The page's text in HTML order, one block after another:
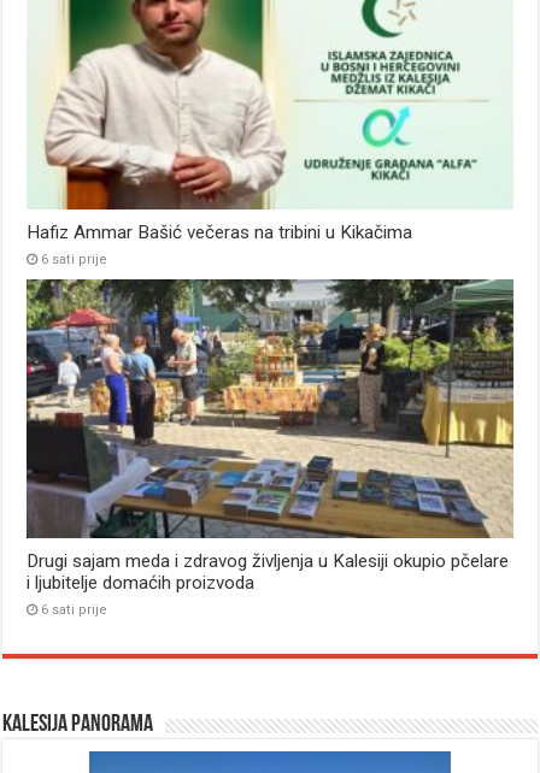
Hafiz Ammar Bašić večeras na tribini u Kikačima
6 sati prije
Drugi sajam meda i zdravog življenja u Kalesiji okupio pčelare
i ljubitelje domaćih proizvoda
6 sati prije
Kalesija panorama